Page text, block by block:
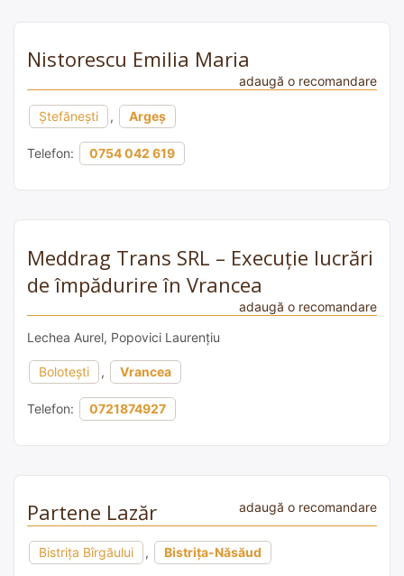
Nistorescu Emilia Maria
adaugă o recomandare
Ştefănești , Argeș
Telefon: 0754 042 619
Meddrag Trans SRL – Execuție lucrări
de împădurire în Vrancea
adaugă o recomandare
Lechea Aurel, Popovici Laurențiu
Bolotești , Vrancea
Telefon: 0721874927
Partene Lazăr adaugă o recomandare
Bistrița Bîrgăului , Bistrița-Năsăud